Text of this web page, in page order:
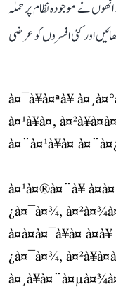
نے موجودہ نظام پر حملہ
اور کئی افسروں کو عرضی
à¤¯à¥à¤ªà¥
à¤¹à¥à¤,
à¤¨à¤¹à¥à¤
à¤¹à¤®à¤¨à¥
¿à¤¯à¤¾, à¤²à¤¾à¤
à¤à¤à¤¯à¥à¤
¿à¤¯à¤¾,